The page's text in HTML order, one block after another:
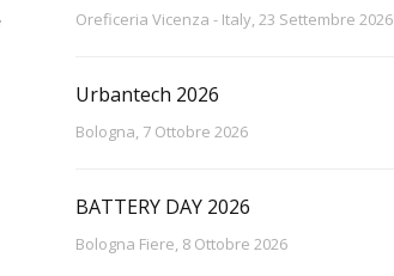
Oreficeria Vicenza - Italy, 23 Settembre 2026
Urbantech 2026
Bologna, 7 Ottobre 2026
BATTERY DAY 2026
Bologna Fiere, 8 Ottobre 2026